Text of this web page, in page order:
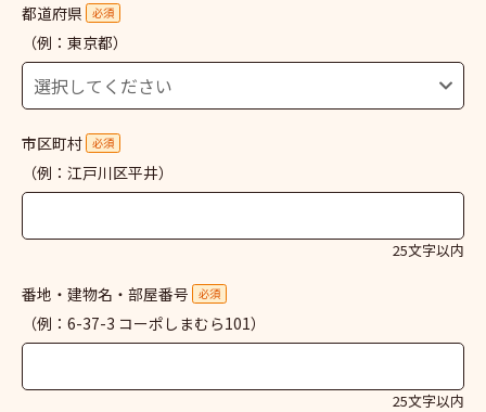
都道府県 必須
（例：東京都）
市区町村 必須
（例：江戸川区平井）
25文字以内
番地・建物名・部屋番号 必須
（例：6-37-3 コーポしまむら101）
25文字以内